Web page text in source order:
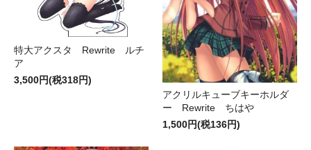
特大アクスタ Rewrite ルチ
ア
3,500円(税318円)
アクリルキューブキーホルダ
ー Rewrite ちはや
1,500円(税136円)